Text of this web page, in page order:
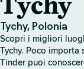
Tychy, Polonia
Scopri i migliori
Tychy. Poco
Tinder puoi